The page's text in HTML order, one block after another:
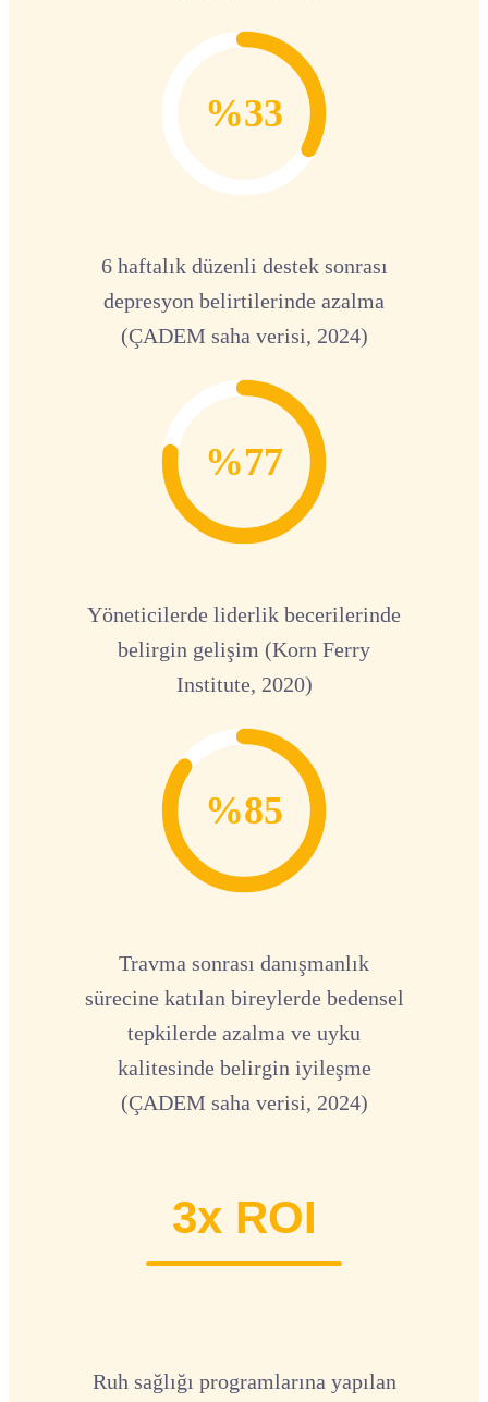
%33
6 haftalık düzenli destek sonrası
depresyon belirtilerinde azalma
(ÇADEM saha verisi, 2024)
%77
Yöneticilerde liderlik becerilerinde
belirgin gelişim (Korn Ferry
Institute, 2020)
%85
Travma sonrası danışmanlık
sürecine katılan bireylerde bedensel
tepkilerde azalma ve uyku
kalitesinde belirgin iyileşme
(ÇADEM saha verisi, 2024)
3x ROI
Ruh sağlığı programlarına yapılan